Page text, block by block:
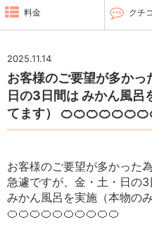
料金 クチ
2025.11.14
お客様のご要望が多かっ
日の3日間は みかん風呂
てます）
お客様のご要望が多かった為
急遽ですが、金・土・日の3
みかん風呂を実施（本物の
🍊🍊🍊🍊🍊🍊🍊🍊🍊🍊